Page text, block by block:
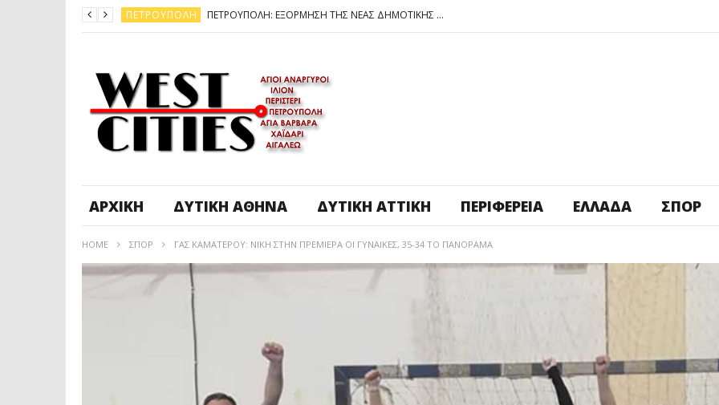
ΠΕΤΡΟΎΠΟΛΗ ΠΕΤΡΟΥΠΟΛΗ: ΕΞΟΡΜΗΣΗ ΤΗΣ ΝΕΑΣ ΔΗΜΟΤΙΚΗΣ ΑΡΧΗΣ ΣΤΑ ΣΧΟΛΕΙΑ
ΠΕΤΡΟΎΠΟΛΗ
ΠΕΤΡΟΎΠΟΛΗ
ΔΥΤΙΚΉ ΑΤΤΙΚΉ ΚΑΙΡΟΣ: ΕΡΧΟΝΤΑΙ ΧΙΟΝΙΑ
ΠΕΤΡΟΎΠΟΛΗ
ΑΡΧΙΚΉ ΔΥΤΙΚΉ ΑΘΉΝΑ ΔΥΤΙΚΉ ΑΤΤΙΚΉ ΠΕΡΙΦΈΡΕΙΑ ΕΛΛΆΔΑ ΣΠΟΡ
HOME ΣΠΟΡ ΓΑΣ ΚΑΜΑΤΕΡΟΥ: ΝΙΚΗ ΣΤΗΝ ΠΡΕΜΙΕΡΑ ΟΙ ΓΥΝΑΙΚΕΣ, 35-34 ΤΟ ΠΑΝΟΡΑΜΑ